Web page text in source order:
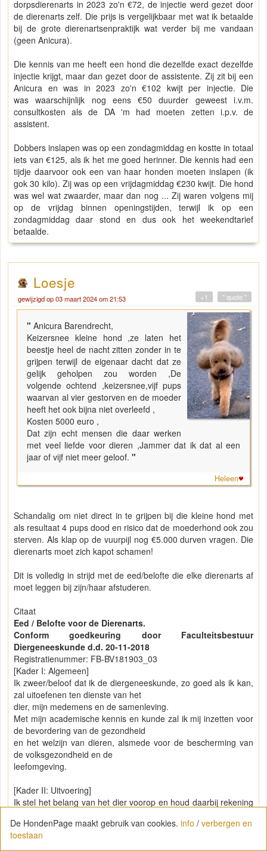
dorpsdierenarts in 2023 zo'n €72, de injectie werd gezet door
de dierenarts zelf. Die prijs is vergelijkbaar met wat ik betaalde
bij de grote dierenartsenpraktijk wat verder bij me vandaan
(geen Anicura).
Die kennis van me heeft een hond die dezelfde exact dezelfde
injectie krijgt, maar dan gezet door de assistente. Zij zit bij een
Anicura en was in 2023 zo'n €102 kwijt per injectie. Die
was waarschijnlijk nog eens €50 duurder geweest i.v.m.
consultkosten als de DA 'm had moeten zetten i.p.v. de
assistent.
Dobbers inslapen was op een zondagmiddag en kostte in totaal
iets van €125, als ik het me goed herinner. Die kennis had een
tijdje daarvoor ook een van haar honden moeten inslapen (ik
gok 30 kilo). Zij was op een vrijdagmiddag €230 kwijt. Die hond
was wel wat zwaarder, maar dan nog ... Zij waren volgens mij
op de vrijdag binnen openingstijden, terwijl ik op een
zondagmiddag daar stond en dus ook het weekendtarief
betaalde.
Loesje
gewijzigd op 03 maart 2024 om 21:53 " quote "
+1
" Anicura Barendrecht,
Keizersnee kleine hond ,ze laten het
beestje heel de nacht zitten zonder in te
grijpen terwijl de eigenaar dacht dat ze
gelijk geholpen zou worden ,De
volgende ochtend ,keizersnee,vijf pups
waarvan al vier gestorven en de moeder
heeft het ook bijna niet overleefd ,
Kosten 5000 euro ,
Dat zijn echt mensen die daar werken
met veel liefde voor dieren ,Jammer dat ik dat al een
jaar of vijf niet meer geloof. "
Heleen
Schandalig om niet direct in te grijpen bij die kleine hond met
als resultaat 4 pups dood en risico dat de moederhond ook zou
sterven. Als klap op de vuurpijl nog €5.000 durven vragen. Die
dierenarts moet zich kapot schamen!
Dit is volledig in strijd met de eed/belofte die elke dierenarts af
moet leggen bij zijn/haar afstuderen.
Citaat
Eed / Belofte voor de Dierenarts.
Conform goedkeuring door Faculteitsbestuur
Diergeneeskunde d.d. 20-11-2018
Registratienummer: FB-BV181903_03
[Kader I: Algemeen]
Ik zweer/beloof dat ik de diergeneeskunde, zo goed als ik kan,
zal uitoefenen ten dienste van het
dier, mijn medemens en de samenleving.
Met mijn academische kennis en kunde zal ik mij inzetten voor
de bevordering van de gezondheid
en het welzijn van dieren, alsmede voor de bescherming van
de volksgezondheid en de
leefomgeving.
[Kader II: Uitvoering]
Ik stel het belang van het dier voorop en houd daarbij rekening
die de verantwoordelijkheid voor het dier heeft, waarbij ik recht
doe aan de intrinsieke waarde van
De HondenPage maakt gebruik van cookies. info / verbergen en
toestaan